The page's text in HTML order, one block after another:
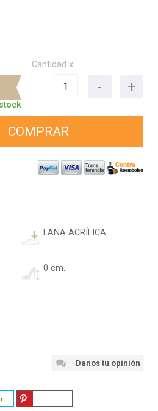
Cantidad x
COMPRAR
LANA ACRÍLICA
0 cm.
Danos tu opinión